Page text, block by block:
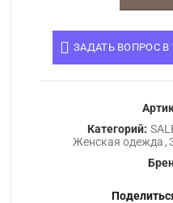
ЗАДАТЬ ВОПРОС В
Категорий:
Женская одежда ,